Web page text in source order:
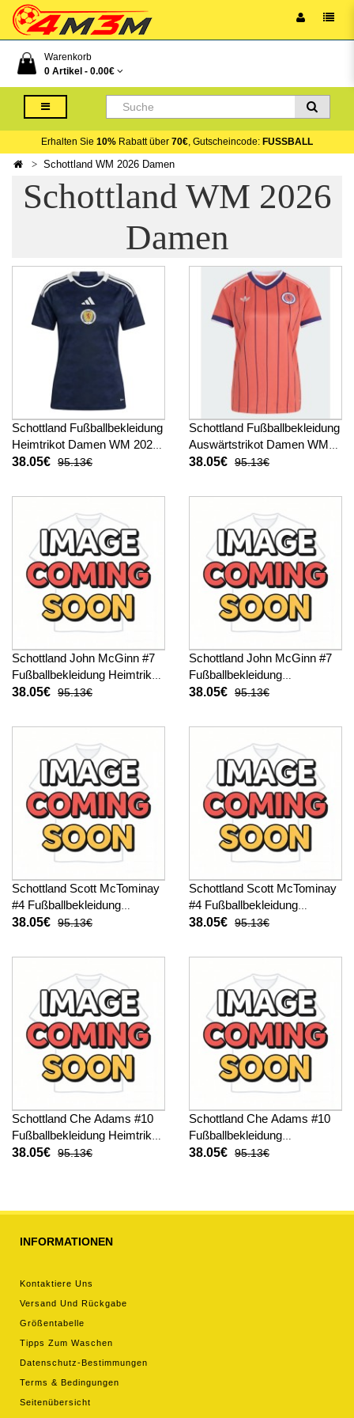
Warenkorb
0 Artikel - 0.00€
Erhalten Sie 10% Rabatt über 70€, Gutscheincode: FUSSBALL
Schottland WM 2026 Damen
Schottland WM 2026
Damen
Schottland Fußballbekleidung
Heimtrikot Damen WM 2026
Kurzarm
38.05€ 95.13€
Schottland Fußballbekleidung
Auswärtstrikot Damen WM
2026 Kurzarm
38.05€ 95.13€
Schottland John McGinn #7
Fußballbekleidung Heimtrikot
Damen WM 2026 Kurzarm
38.05€ 95.13€
Schottland John McGinn #7
Fußballbekleidung
Auswärtstrikot Damen WM
38.05€ 95.13€
Schottland Scott McTominay
#4 Fußballbekleidung
Heimtrikot Damen WM 2026
38.05€ 95.13€
Schottland Scott McTominay
#4 Fußballbekleidung
Auswärtstrikot Damen WM
38.05€ 95.13€
Schottland Che Adams #10
Fußballbekleidung Heimtrikot
Damen WM 2026 Kurzarm
38.05€ 95.13€
Schottland Che Adams #10
Fußballbekleidung
Auswärtstrikot Damen WM
38.05€ 95.13€
INFORMATIONEN
Kontaktiere Uns
Versand Und Rückgabe
Größentabelle
Tipps Zum Waschen
Datenschutz-Bestimmungen
Terms & Bedingungen
Seitenübersicht